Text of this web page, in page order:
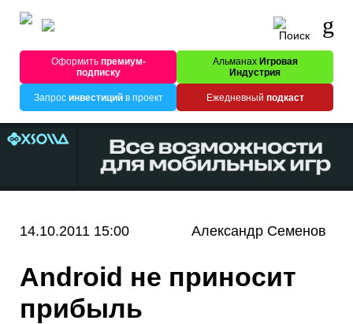
Оформитьпремиум-
подписку
Альманах Игровая
Индустрия
Запрос инвестицийв проект Ежедневный подкаст
14.10.2011 15:00 Александр Семенов
Android не приносит
прибыль